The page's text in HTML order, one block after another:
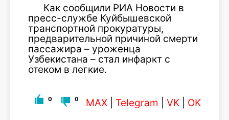
Как сообщили РИА Новости в
пресс-службе Куйбышевской
транспортной прокуратуры,
предварительной причиной смерти
пассажира – уроженца
Узбекистана – стал инфаркт с
отеком в легкие.
0 0 MAX Telegram VK OK